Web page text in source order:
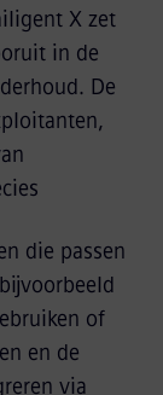
X zet
in de
De
die passen
of
en de
via